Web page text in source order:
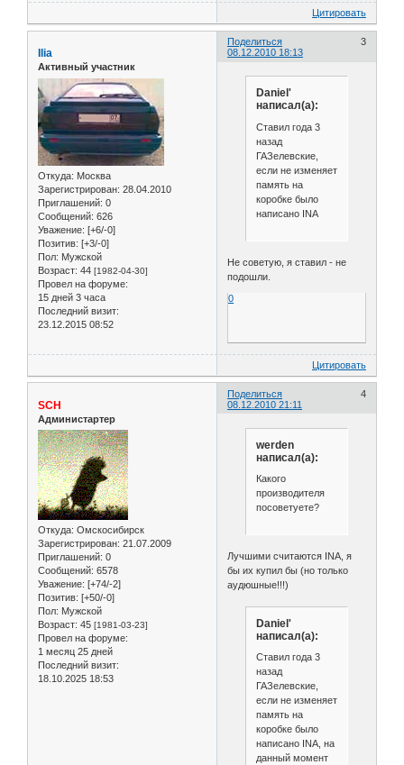
Цитировать
Поделиться
3
08.12.2010 18:13
Ilia
Активный участник
Откуда: Москва
Зарегистрирован: 28.04.2010
Приглашений: 0
Сообщений: 626
Уважение: [+6/-0]
Позитив: [+3/-0]
Пол: Мужской
Возраст: 44 [1982-04-30]
Провел на форуме:
15 дней 3 часа
Последний визит:
23.12.2015 08:52
Daniel'
написал(а):
Ставил года 3
назад
ГАЗелевские,
если не изменяет
память на
коробке было
написано INA
Не советую, я ставил - не
подошли.
0
Цитировать
Поделиться
4
08.12.2010 21:11
SCH
Администартер
Откуда: Омскосибирск
Зарегистрирован: 21.07.2009
Приглашений: 0
Сообщений: 6578
Уважение: [+74/-2]
Позитив: [+50/-0]
Пол: Мужской
Возраст: 45 [1981-03-23]
Провел на форуме:
1 месяц 25 дней
Последний визит:
18.10.2025 18:53
werden
написал(а):
Какого
производителя
посоветуете?
Лучшими считаются INA, я
бы их купил бы (но только
аудюшные!!!)
Daniel'
написал(а):
Ставил года 3
назад
ГАЗелевские,
если не изменяет
память на
коробке было
написано INA, на
данный момент